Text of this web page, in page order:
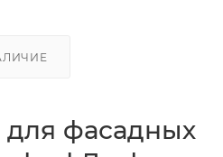
фасадных